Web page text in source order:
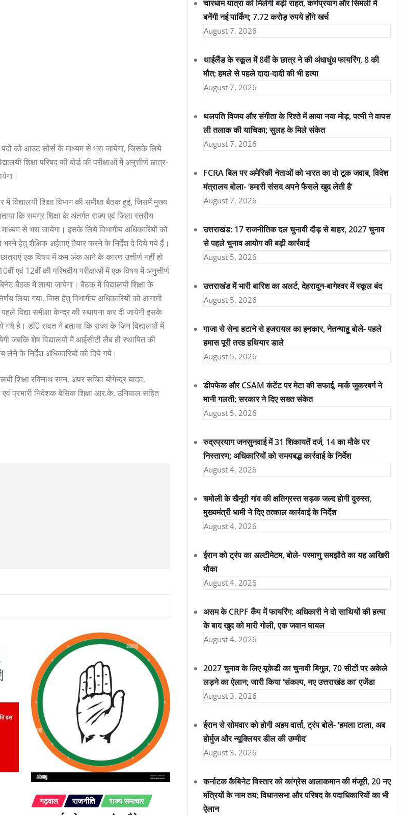
पदों को आउट सोर्स के माध्यम से भरा जायेगा, जिसके लिये
शिक्षा परिषद की बोर्ड की परीक्षाओं में अनुत्तीर्ण छात्र-
विद्यालयी शिक्षा विभाग की समीक्षा बैठक हुई, जिसमें मुख्य
कि समग्र शिक्षा के अंतर्गत राज्य एवं जिला स्तरीय
से भरा जायेगा। इसके लिये विभागीय अधिकारियों को
हेतु शैक्षिक अर्हताएं तैयार करने के निर्देश दे दिये गये हैं।
छात्राएं एक विषय में कम अंक आने के कारण उत्तीर्ण नहीं हो
एवं 12वीं की परिषदीय परीक्षाओं में एक विषय में अनुत्तीर्ण
बैठक में लाया जायेगा। बैठक में विद्यालयी शिक्षा के
लिया गया, जिस हेतु विभागीय अधिकारियों को आगामी
विद्या समीक्षा केन्द्र की स्थापना कर दी जायेगी इसके
है। डॉ0 रावत ने बताया कि राज्य के जिन विद्यालयों में
जबकि शेष विद्यालयों में आईसीटी लैब ही स्थापित की
लेने के निर्देश अधिकारियों को दिये गये।
शिक्षा रविनाथ रमन, अपर सचिव योगेन्द्र यादव,
एवं प्रभारी निदेशक बेसिक शिक्षा आर.के. उनियाल सहित
गढ़वाल राजनीति राज्य समाचार
चारधाम यात्रा को मिलेगी बड़ी राहत, कर्णप्रयाग और सिमली में
बनेंगी नई पार्किंग; 7.72 करोड़ रुपये होंगे खर्च
August 7, 2026
थाईलैंड के स्कूल में 8वीं के छात्र ने की अंधाधुंध फायरिंग, 8 की
मौत; हमले से पहले दादा-दादी की भी हत्या
August 7, 2026
थलपति विजय और संगीता के रिश्ते में आया नया मोड़, पत्नी ने वापस
ली तलाक की याचिका; सुलह के मिले संकेत
August 7, 2026
FCRA बिल पर अमेरिकी नेताओं को भारत का दो टूक जवाब, विदेश
मंत्रालय बोला- ‘हमारी संसद अपने फैसले खुद लेती है’
August 7, 2026
उत्तराखंड: 17 राजनीतिक दल चुनावी दौड़ से बाहर, 2027 चुनाव
से पहले चुनाव आयोग की बड़ी कार्रवाई
August 5, 2026
उत्तराखंड में भारी बारिश का अलर्ट, देहरादून-बागेश्वर में स्कूल बंद
August 5, 2026
गाजा से सेना हटाने से इजरायल का इनकार, नेतन्याहू बोले- पहले
हमास पूरी तरह हथियार डाले
August 5, 2026
डीपफेक और CSAM कंटेंट पर मेटा की सफाई, मार्क जुकरबर्ग ने
मानी गलती; सरकार ने दिए सख्त संकेत
August 5, 2026
रुद्रप्रयाग जनसुनवाई में 31 शिकायतें दर्ज, 14 का मौके पर
निस्तारण; अधिकारियों को समयबद्ध कार्रवाई के निर्देश
August 4, 2026
चमोली के खैनूरी गांव की क्षतिग्रस्त सड़क जल्द होगी दुरुस्त,
मुख्यमंत्री धामी ने दिए तत्काल कार्रवाई के निर्देश
August 4, 2026
ईरान को ट्रंप का अल्टीमेटम, बोले- परमाणु समझौते का यह आखिरी
मौका
August 4, 2026
असम के CRPF कैंप में फायरिंग: अधिकारी ने दो साथियों की हत्या
के बाद खुद को मारी गोली, एक जवान घायल
August 4, 2026
2027 चुनाव के लिए यूकेडी का चुनावी बिगुल, 70 सीटों पर अकेले
लड़ने का ऐलान; जारी किया ‘संकल्प, नए उत्तराखंड का’ एजेंडा
August 3, 2026
ईरान से सोमवार को होगी अहम वार्ता, ट्रंप बोले- ‘हमला टाला, अब
होर्मुज और न्यूक्लियर डील की उम्मीद’
August 3, 2026
कर्नाटक कैबिनेट विस्तार को कांग्रेस आलाकमान की मंजूरी, 20 नए
मंत्रियों के नाम तय; विधानसभा और परिषद के पदाधिकारियों का भी
ऐलान